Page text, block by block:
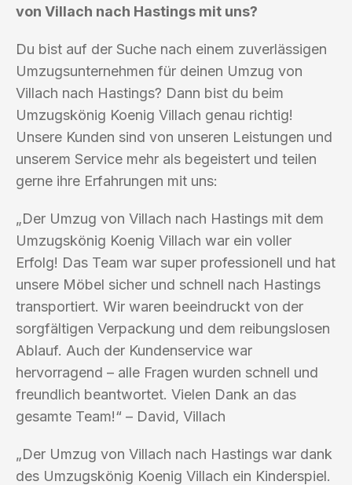
von Villach nach Hastings mit uns?
Du bist auf der Suche nach einem zuverlässigen
Umzugsunternehmen für deinen Umzug von
Villach nach Hastings? Dann bist du beim
Umzugskönig Koenig Villach genau richtig!
Unsere Kunden sind von unseren Leistungen und
unserem Service mehr als begeistert und teilen
gerne ihre Erfahrungen mit uns:
„Der Umzug von Villach nach Hastings mit dem
Umzugskönig Koenig Villach war ein voller
Erfolg! Das Team war super professionell und hat
unsere Möbel sicher und schnell nach Hastings
transportiert. Wir waren beeindruckt von der
sorgfältigen Verpackung und dem reibungslosen
Ablauf. Auch der Kundenservice war
hervorragend – alle Fragen wurden schnell und
freundlich beantwortet. Vielen Dank an das
gesamte Team!“ – David, Villach
„Der Umzug von Villach nach Hastings war dank
des Umzugskönig Koenig Villach ein Kinderspiel.